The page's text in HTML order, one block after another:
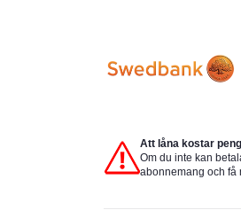
Att låna kostar
Om du inte kan
abonnemang och få